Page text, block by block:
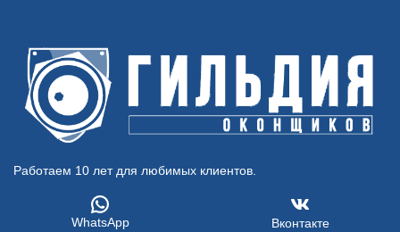
Работаем 10 лет для любимых клиентов.
WhatsApp Вконтакте